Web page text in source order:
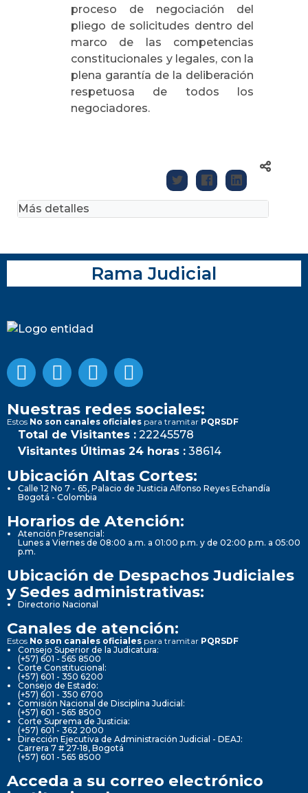
proceso de negociación del
pliego de solicitudes dentro del
marco de las competencias
constitucionales y legales, con la
plena garantía de la deliberación
respetuosa de todos los
negociadores.
Más detalles
Rama Judicial
Nuestras redes sociales:
Estos No son canales oficiales para tramitar PQRSDF
Total de Visitantes : 22245578
Visitantes Últimas 24 horas : 38614
Ubicación Altas Cortes:
Calle 12 No 7 - 65, Palacio de Justicia Alfonso Reyes Echandía
Bogotá - Colombia
Horarios de Atención:
Atención Presencial:
Lunes a Viernes de 08:00 a.m. a 01:00 p.m. y de 02:00 p.m. a 05:00
p.m.
Ubicación de Despachos Judiciales
y Sedes administrativas:
Directorio Nacional
Canales de atención:
Estos No son canales oficiales para tramitar PQRSDF
Consejo Superior de la Judicatura:
(+57) 601 - 565 8500
Corte Constitucional:
(+57) 601 - 350 6200
Consejo de Estado:
(+57) 601 - 350 6700
Comisión Nacional de Disciplina Judicial:
(+57) 601 - 565 8500
Corte Suprema de Justicia:
(+57) 601 - 362 2000
Dirección Ejecutiva de Administración Judicial - DEAJ:
Carrera 7 # 27-18, Bogotá
(+57) 601 - 565 8500
Acceda a su correo electrónico